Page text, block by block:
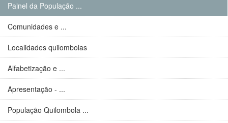
Painel da População ...
Comunidades e ...
Localidades quilombolas
Alfabetização e ...
Apresentação - ...
População Quilombola ...